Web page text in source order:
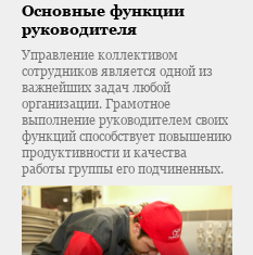
Основные функции
руководителя
Управление коллективом
сотрудников является одной из
важнейших задач любой
организации. Грамотное
выполнение руководителем своих
функций способствует повышению
продуктивности и качества
работы группы его подчиненных.